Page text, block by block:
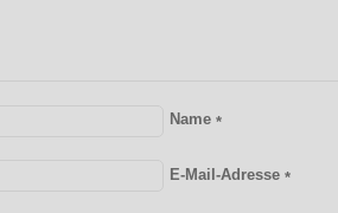
Name *
E-Mail-Adresse *